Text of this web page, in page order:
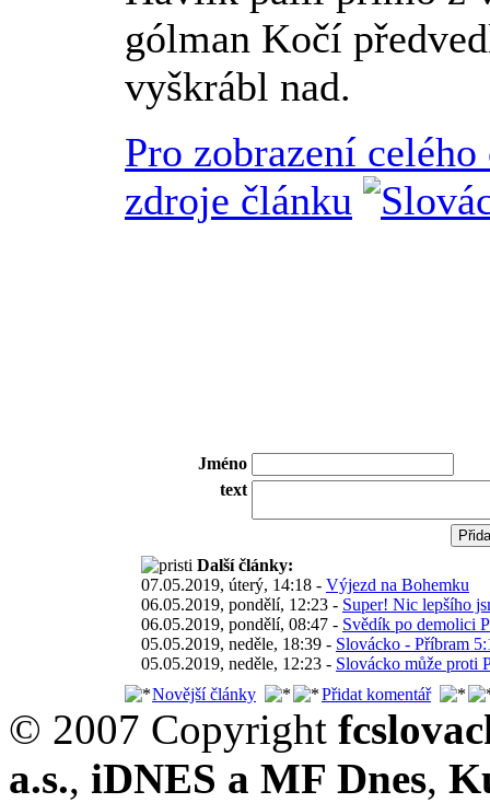
gólman Kočí
vyškrábl nad.
Pro zobrazení
zdroje článku
Jméno
text
Další články:
07.05.2019, úterý, 14:18 - Výjezd na Bohemku
06.05.2019, pondělí, 12:23 - Super! Nic lepšího
06.05.2019, pondělí, 08:47 - Svědík po demolici
05.05.2019, neděle, 18:39 - Slovácko - Příbram
05.05.2019, neděle, 12:23 - Slovácko může proti
Novější články
Přidat komentář
© 2007 Copyright
a.s., iDNES a MF Dnes,